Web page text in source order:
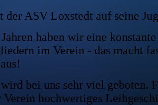
der ASV Loxstedt auf seine
haben wir eine
im Verein - das macht
bei uns sehr viel geboten.
hochwertiges